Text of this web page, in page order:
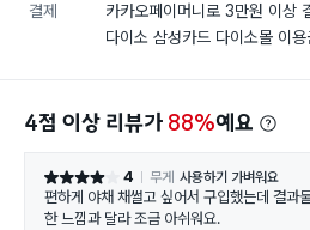
결제
카카오페이머니로 3만원 이상
다이소 삼성카드 다이소몰 이
4점 이상 리뷰가 88%예요
별점 4점 4 무게 사용하기 가벼워요
편하게 야채 채썰고 싶어서 구입했는데 결과
한 느낌과 달라 조금 아쉬워요.